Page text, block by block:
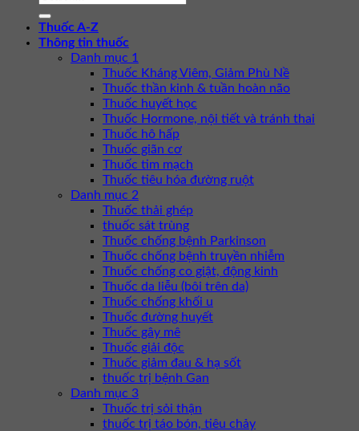
Thuốc A-Z
Thông tin thuốc
Danh mục 1
Thuốc Kháng Viêm, Giảm Phù Nề
Thuốc thần kinh & tuần hoàn não
Thuốc huyết học
Thuốc Hormone, nội tiết và tránh thai
Thuốc hô hấp
Thuốc giãn cơ
Thuốc tim mạch
Thuốc tiêu hóa đường ruột
Danh mục 2
Thuốc thải ghép
thuốc sát trùng
Thuốc chống bệnh Parkinson
Thuốc chống bệnh truyền nhiễm
Thuốc chống co giật, động kinh
Thuốc da liễu (bôi trên da)
Thuốc chống khối u
Thuốc đường huyết
Thuốc gây mê
Thuốc giải độc
Thuốc giảm đau & hạ sốt
thuốc trị bệnh Gan
Danh mục 3
Thuốc trị sỏi thận
thuốc trị táo bón, tiêu chảy